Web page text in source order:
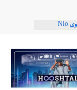
چه می‌کند؟